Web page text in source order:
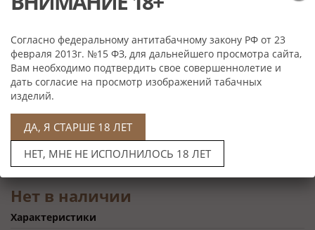
Нет в наличии
Характеристики
Согласно федеральному антитабачному закону РФ от 23
февраля 2013г. №15 ФЗ, для дальнейшего просмотра сайта,
Вам необходимо подтвердить свое совершеннолетие и
дать согласие на просмотр изображений табачных
изделий.
ДА, Я СТАРШЕ 18 ЛЕТ
НЕТ, МНЕ НЕ ИСПОЛНИЛОСЬ 18 ЛЕТ